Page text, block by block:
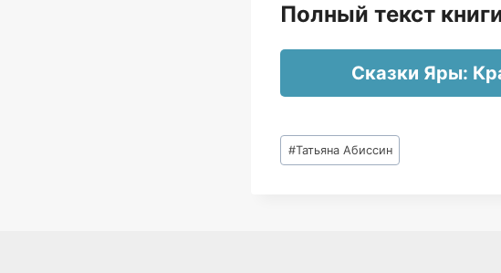
Полный текст
Сказки Яры:
Метки
записи:
#Татьяна Абиссин